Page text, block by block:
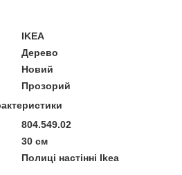
IKEA
Дерево
Новий
Прозорий
804.549.02
30 см
Полиці настінні Ikea